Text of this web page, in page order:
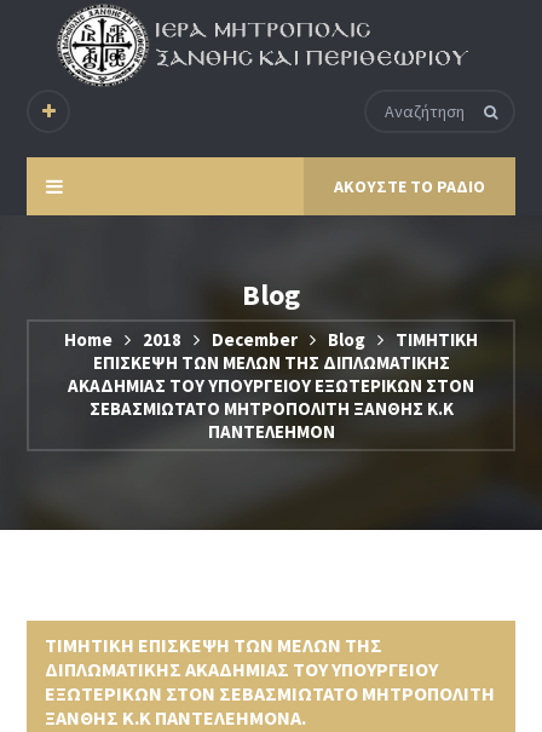
ΑΚΟΥΣΤΕ ΤΟ ΡΑΔΙΟ
Blog
Home 2018 December Blog
ΤΙΜΗΤΙΚΗ
ΕΠΙΣΚΕΨΗ ΤΩΝ ΜΕΛΩΝ ΤΗΣ ΔΙΠΛΩΜΑΤΙΚΗΣ
ΑΚΑΔΗΜΙΑΣ ΤΟΥ ΥΠΟΥΡΓΕΙΟΥ ΕΞΩΤΕΡΙΚΩΝ ΣΤΟΝ
ΣΕΒΑΣΜΙΩΤΑΤΟ ΜΗΤΡΟΠΟΛΙΤΗ ΞΑΝΘΗΣ Κ.Κ
ΠΑΝΤΕΛΕΗΜΟΝ
ΤΙΜΗΤΙΚΗ ΕΠΙΣΚΕΨΗ ΤΩΝ ΜΕΛΩΝ ΤΗΣ
ΔΙΠΛΩΜΑΤΙΚΗΣ ΑΚΑΔΗΜΙΑΣ ΤΟΥ ΥΠΟΥΡΓΕΙΟΥ
ΕΞΩΤΕΡΙΚΩΝ ΣΤΟΝ ΣΕΒΑΣΜΙΩΤΑΤΟ ΜΗΤΡΟΠΟΛΙΤΗ
ΞΑΝΘΗΣ Κ.Κ ΠΑΝΤΕΛΕΗΜΟΝΑ.